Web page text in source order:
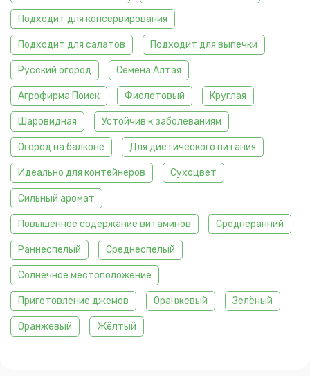
Подходит для консервирования
Подходит для салатов Подходит для выпечки
Русский огород Семена Алтая
Агрофирма Поиск Фиолетовый Круглая
Шаровидная Устойчив к заболеваниям
Огород на балконе Для диетического питания
Идеально для контейнеров Сухоцвет
Сильный аромат
Повышенное содержание витаминов Среднеранний
Раннеспелый Среднеспелый
Солнечное местоположение
Приготовление джемов Оранжевый Зелёный
Оранжевый Жёлтый